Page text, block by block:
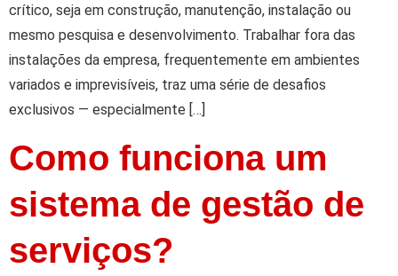
crítico, seja em construção, manutenção, instalação ou
mesmo pesquisa e desenvolvimento. Trabalhar fora das
instalações da empresa, frequentemente em ambientes
variados e imprevisíveis, traz uma série de desafios
exclusivos — especialmente […]
Como funciona um
sistema de gestão de
serviços?